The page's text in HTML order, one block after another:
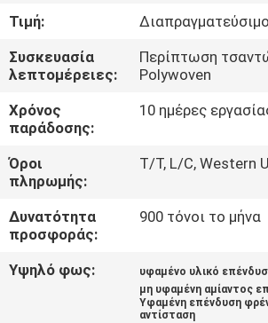
ΜΑΣ
ΕΛΆΤΕ
ΕΠΑΦΉ
ΜΕ
ΖΗΤΉΣΤΕ
ΈΝΑ
ΑΠΌΣΠΑΣΜΑ
Τιμή:
Συσκευασία
λεπτομέρειες:
Περίπτωση
Polywoven
Χρόνος
παράδοσης:
10 ημέρες
Όροι
πληρωμής:
T/T, L/C, Western
Δυνατότητα
προσφοράς:
900 τόνοι το μήνα
Υψηλό φως: υφαμένο υλικό
μη υφαμένη αμίαντος
Υφαμένη επένδυση
αντίσταση